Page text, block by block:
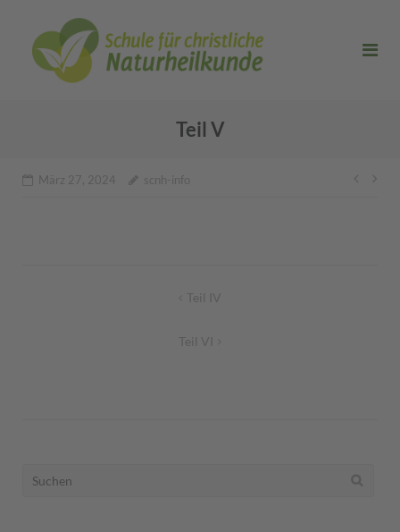
Teil V
März 27, 2024 scnh-info
BeitragsnavigationTeil IV
Teil VI
Suchen